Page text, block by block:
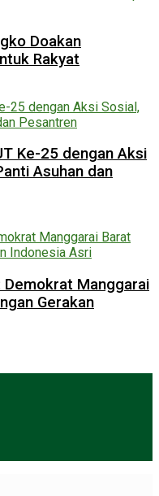
Doakan
Rakyat
Ke-25 dengan Aksi
Asuhan dan
Demokrat Manggarai
Gerakan